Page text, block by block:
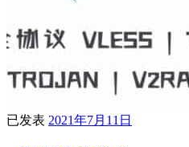
已发表 2021年7月11日